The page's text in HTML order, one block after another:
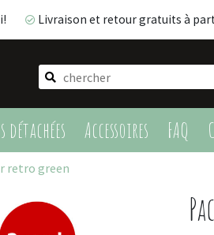
Livraison et retour gratuits à
détachées Accessoires FAQ
Livraison et retour gratuits à
retro green